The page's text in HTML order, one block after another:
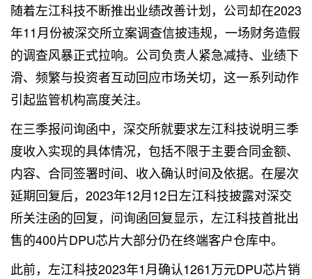
随着左江科技不断推出业绩改善计划，公司却在2023
年11月份被深交所立案调查信披违规，一场财务造假
的调查风暴正式拉响。公司负责人紧急减持、业绩下
滑、频繁与投资者互动回应市场关切，这一系列动作
引起监管机构高度关注。
在三季报问询函中，深交所就要求左江科技说明三季
度收入实现的具体情况，包括不限于主要合同金额、
内容、合同签署时间、收入确认时间及依据。在屡次
延期回复后，2023年12月12日左江科技披露对深交
所关注函的回复，问询函回复显示，左江科技首批出
售的400片DPU芯片大部分仍在终端客户仓库中。
此前，左江科技2023年1月确认1261万元DPU芯片销